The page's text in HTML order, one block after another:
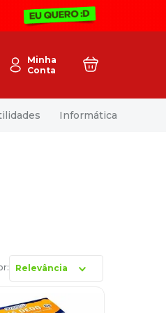
Minha
Conta
Informática
Relevância